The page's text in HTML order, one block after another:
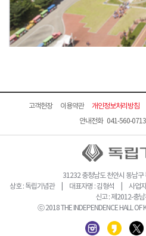
고객헌장 이용약관 개인정보처리방침
안내전화 041-560-
31232 충청남도 천안시 동남구
상호 : 독립기념관 | 대표자명 : 김형석 | 사업
신고 : 제2012-충
ⓒ 2018 THE INDEPENDENCE HALL OF